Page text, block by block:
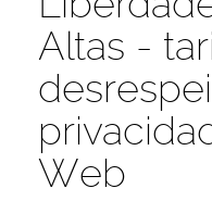
Altas -
Web